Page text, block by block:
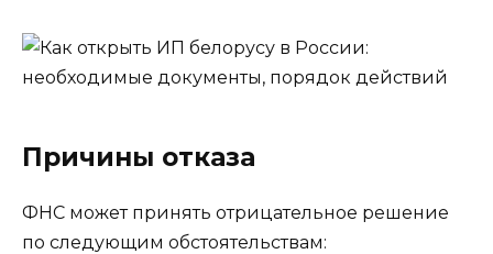
Причины отказа
ФНС может принять отрицательное решение
по следующим обстоятельствам: